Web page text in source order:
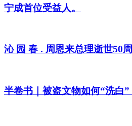
宁成首位受益人。
沁 园 春 . 周恩来总理逝世50
半卷书｜被盗文物如何“洗白